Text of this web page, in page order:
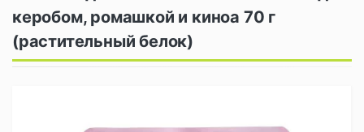
керобом, ромашкой и киноа 70 г
(растительный белок)